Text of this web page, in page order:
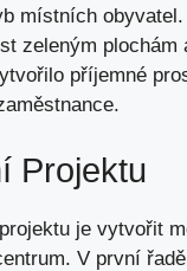
místních
zeleným plochám
příjemné
Projektu
je vytvořit
V první